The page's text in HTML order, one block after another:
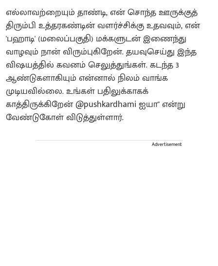
எல்லாவற்றையும் தாண்டி, என் சொந்த ஊருக்குத்
திரும்பி உத்தரகண்டின் வளர்ச்சிக்கு உதவவும், என்
'பஹாடி' (மலைப்பகுதி) மக்களுடன் இணைந்து
வாழவும் நான் விரும்புகிறேன். தயவுசெய்து இந்த
விஷயத்தில் கவனம் செலுத்துங்கள். கடந்த 3
ஆண்டுகளாகியும் என்னால் நிலம் வாங்க
முடியவில்லை. உங்கள் பதிலுக்காகக்
காத்திருக்கிறேன் @pushkardhami ஐயா" என்று
வேண்டுகோள் விடுத்துள்ளார்.
Advertisement